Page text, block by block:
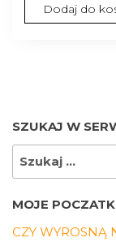
Dodaj do
SZUKAJ W
SZUKAJ:
MOJE
CZY WYROSNĄ